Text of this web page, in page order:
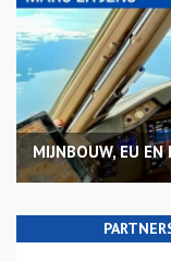
MIJNBOUW, EU